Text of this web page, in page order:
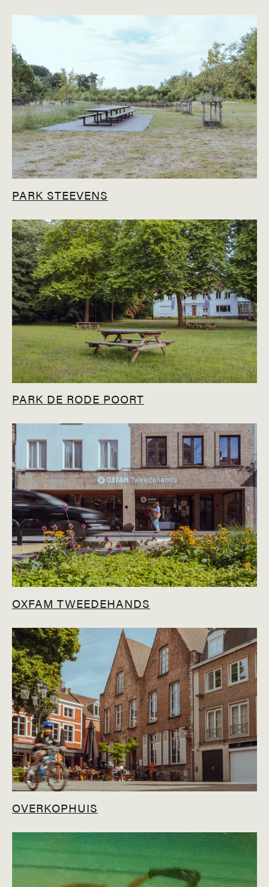
PARK STEEVENS
PARK DE RODE POORT
OXFAM TWEEDEHANDS
OVERKOPHUIS